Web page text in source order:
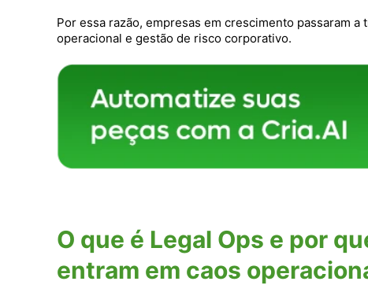
Por essa razão, empresas em crescimento passaram a
operacional e gestão de risco corporativo.
O que é Legal Ops e por
entram em caos